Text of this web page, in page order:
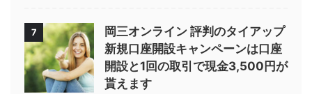
7
岡三オンライン 評判のタイアップ
新規口座開設キャンペーンは口座
開設と1回の取引で現金3,500円が
貰えます